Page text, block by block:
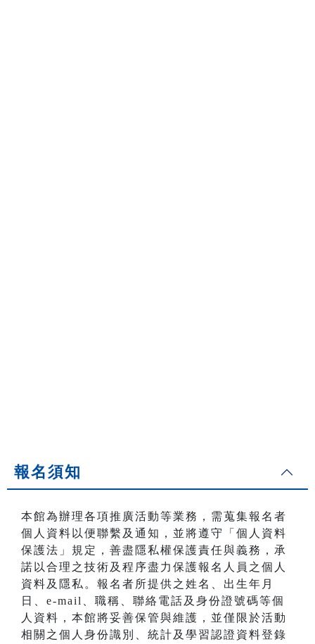
報名須知
本館為辦理各項推廣活動等業務，需蒐集報名者
個人資料以便聯繫及通知，並將遵守「個人資料
保護法」規定，善盡隱私權保護責任與義務，承
諾以合理之技術及程序盡力保護報名人員之個人
資料及隱私。報名者所提供之姓名、出生年月
日、e-mail、職稱、聯絡電話及身份證號碼等個
人資料，本館將妥善保管與維護，並僅限於活動
相關之個人身份識別、統計及學習認證資料登錄